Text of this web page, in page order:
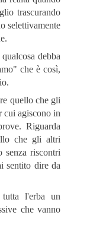
trascurando
selettivamente
debba
che è così,
quello che gli
cui agiscono in
Riguarda
che gli altri
senza riscontri
sentito dire da
l'erba un
che vanno